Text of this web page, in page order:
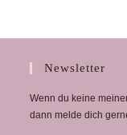
Newsletter
Wenn du keine
dann melde dich